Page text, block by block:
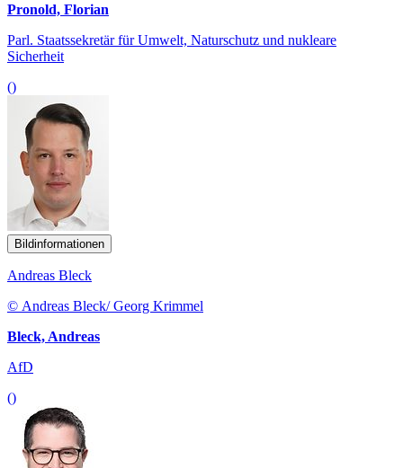
Pronold, Florian
Parl. Staatssekretär für Umwelt, Naturschutz und nukleare
Sicherheit
()
Bildinformationen
Andreas Bleck
© Andreas Bleck/ Georg Krimmel
Bleck, Andreas
AfD
()